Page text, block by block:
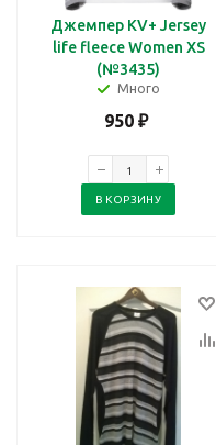
Джемпер KV+ Jersey
life fleece Women XS
(№3435)
Много
950 ₽
В КОРЗИНУ